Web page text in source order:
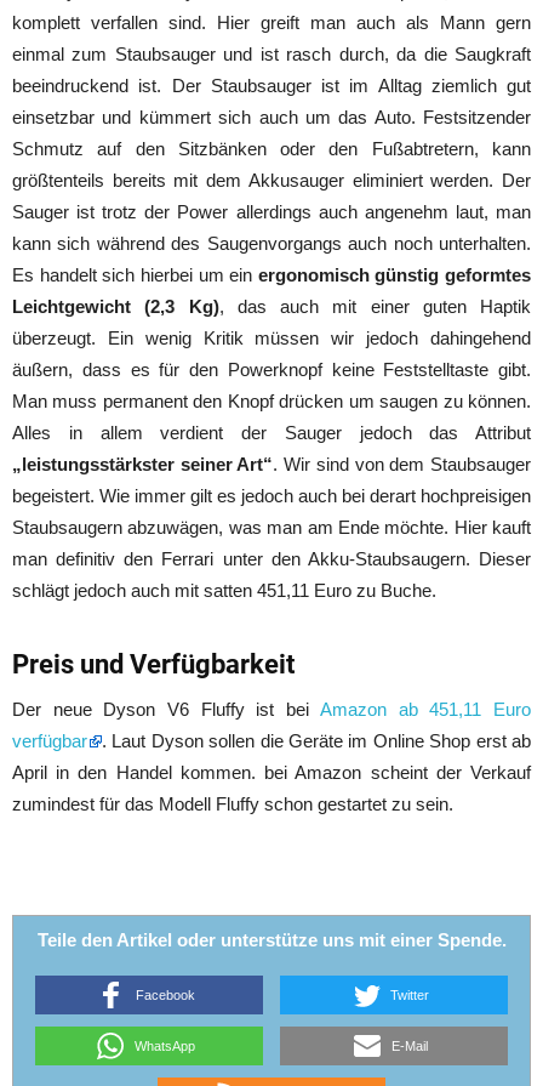
komplett verfallen sind. Hier greift man auch als Mann gern
einmal zum Staubsauger und ist rasch durch, da die Saugkraft
beeindruckend ist. Der Staubsauger ist im Alltag ziemlich gut
einsetzbar und kümmert sich auch um das Auto. Festsitzender
Schmutz auf den Sitzbänken oder den Fußabtretern, kann
größtenteils bereits mit dem Akkusauger eliminiert werden. Der
Sauger ist trotz der Power allerdings auch angenehm laut, man
kann sich während des Saugenvorgangs auch noch unterhalten.
Es handelt sich hierbei um ein ergonomisch günstig geformtes
Leichtgewicht (2,3 Kg), das auch mit einer guten Haptik
überzeugt. Ein wenig Kritik müssen wir jedoch dahingehend
äußern, dass es für den Powerknopf keine Feststelltaste gibt.
Man muss permanent den Knopf drücken um saugen zu können.
Alles in allem verdient der Sauger jedoch das Attribut
„leistungsstärkster seiner Art“. Wir sind von dem Staubsauger
begeistert. Wie immer gilt es jedoch auch bei derart hochpreisigen
Staubsaugern abzuwägen, was man am Ende möchte. Hier kauft
man definitiv den Ferrari unter den Akku-Staubsaugern. Dieser
schlägt jedoch auch mit satten 451,11 Euro zu Buche.
Preis und Verfügbarkeit
Der neue Dyson V6 Fluffy ist bei Amazon ab 451,11 Euro
verfügbar
. Laut Dyson sollen die Geräte im Online Shop erst ab
April in den Handel kommen. bei Amazon scheint der Verkauf
zumindest für das Modell Fluffy schon gestartet zu sein.
Teile den Artikel oder unterstütze uns mit einer Spende.
Facebook Twitter
WhatsApp E-Mail